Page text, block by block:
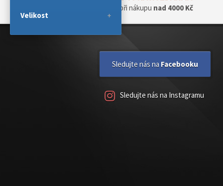
při nákupu nad 4000 Kč
Velikost
Sledujte nás na Facebooku
Sledujte nás na Instagramu